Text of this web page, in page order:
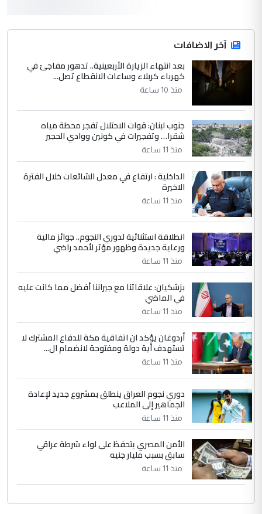
التعليق : قرار مستعجل جدا ولامصلحة فيه
للوزاره ولا للمواطن القرار الصائب يكون بعد
الاستماع للمدير ومغرفة ...
الموضوع :
وزير الصحة يعفي مدير مستشفى الكرخ
العام في بغداد
4 سردار
التعليق : واحد من عصابة علي ماما يسقط
جنسية الرافد الثالث للعراق ومن اصول عريقة
ابا فرات ...
الموضوع :
الجواهري يرد على صدام حسين سل
مضجعيك يابن الزنا (نص كامل)
5 سردار
التعليق : واحد من عصابة علي ماما يسقط
جنسية الرافد الثالث للعراق ومن اصول عريقة
الموضوع :
الجواهري يرد على صدام حسين سل
مضجعيك يابن الزنا (نص كامل)
آخر الاضافات
بعد انتهاء الزيارة الأربعينية.. تدهور مفاجئ في
كهرباء كربلاء وساعات الانقطاع تصل...
منذ 10 ساعة
جنوب لبنان: قوات الاحتلال تفجر محطة مياه
شقرا… وتفجيرات في كونين ووادي الحجير
منذ 11 ساعة
الداخلية : ارتفاع في معدل الشائعات خلال الفترة
الاخيرة
منذ 11 ساعة
انطلاقة استثنائية لدوري النجوم.. جوائز مالية
ورعاية جديدة وظهور مؤثر لأحمد راضي
منذ 11 ساعة
بزشكيان: علاقاتنا مع جيراننا أفضل مما كانت عليه
في الماضي
منذ 11 ساعة
أردوغان يؤكد ان اتفاقية مكة للدفاع المشترك لا
تستهدف أية دولة ومفتوحة لانضمام ال...
منذ 11 ساعة
دوري نجوم العراق ينطلق بمشروع جديد لإعادة
الجماهير إلى الملاعب
منذ 11 ساعة
الأمن المصري يتحفظ على لواء شرطة عراقي
سابق بسبب مليار جنيه
منذ 11 ساعة